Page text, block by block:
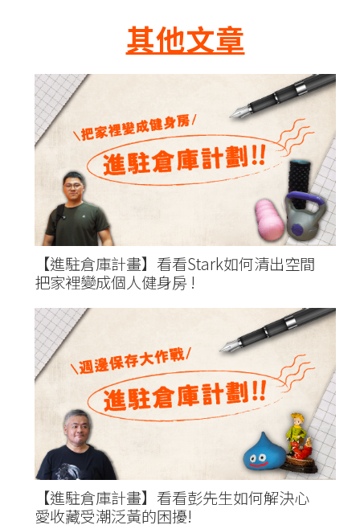
其他文章
【進駐倉庫計畫】看看Stark如何清出空間
把家裡變成個人健身房 !
【進駐倉庫計畫】看看彭先生如何解決心
愛收藏受潮泛黃的困擾!